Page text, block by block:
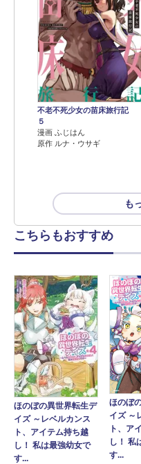
不老不死少女の苗床旅行記
５
漫画 ふじはん
原作 ルナ・ウサギ
も
こちらもおすすめ
ほのぼの異世界転生デ
イズ ～レベルカンス
ト、アイテム持ち越
し！ 私は最強幼女で
す...
ほのぼ
イズ ～
ト、ア
し！ 私
す...